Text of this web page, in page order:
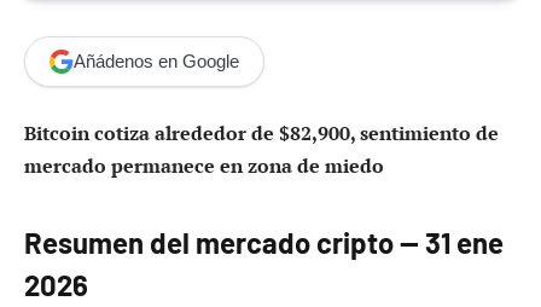
Añádenos en Google
Bitcoin cotiza alrededor de $82,900, sentimiento de
mercado permanece en zona de miedo
Resumen del mercado cripto — 31 ene
2026